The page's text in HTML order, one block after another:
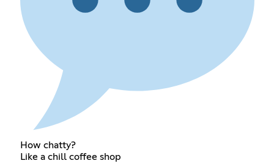
How chatty?
Like a chill coffee shop